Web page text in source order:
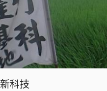
科技